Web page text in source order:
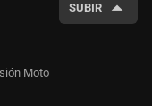
SUBIR
Moto